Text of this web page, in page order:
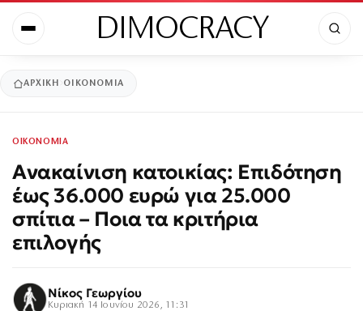
DIMOCRACY
ΑΡΧΙΚΉ ΟΙΚΟΝΟΜΙΑ
ΟΙΚΟΝΟΜΙΑ
Ανακαίνιση κατοικίας: Επιδότηση
έως 36.000 ευρώ για 25.000
σπίτια – Ποια τα κριτήρια
επιλογής
Νίκος Γεωργίου
Κυριακή 14 Ιουνίου 2026, 11:31